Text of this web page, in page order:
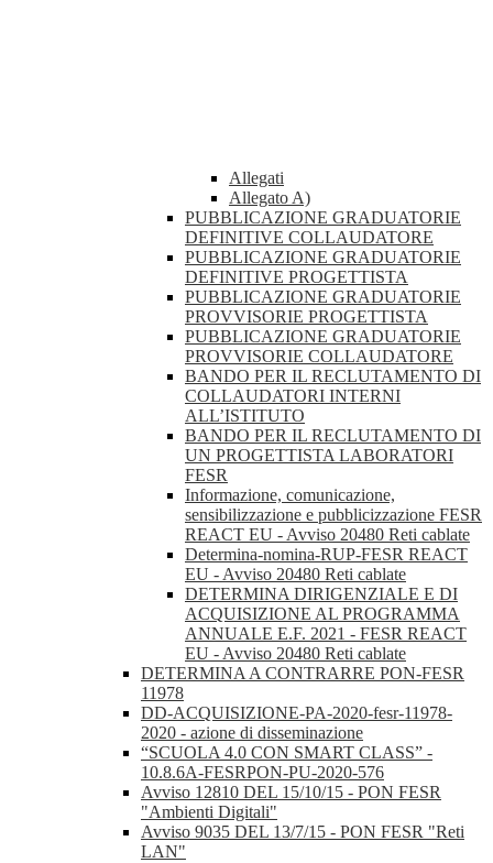
Allegati
Allegato A)
PUBBLICAZIONE GRADUATORIE
DEFINITIVE COLLAUDATORE
PUBBLICAZIONE GRADUATORIE
DEFINITIVE PROGETTISTA
PUBBLICAZIONE GRADUATORIE
PROVVISORIE PROGETTISTA
PUBBLICAZIONE GRADUATORIE
PROVVISORIE COLLAUDATORE
BANDO PER IL RECLUTAMENTO DI
COLLAUDATORI INTERNI
ALL’ISTITUTO
BANDO PER IL RECLUTAMENTO DI
UN PROGETTISTA LABORATORI
FESR
Informazione, comunicazione,
sensibilizzazione e pubblicizzazione FESR
REACT EU - Avviso 20480 Reti cablate
Determina-nomina-RUP-FESR REACT
EU - Avviso 20480 Reti cablate
DETERMINA DIRIGENZIALE E DI
ACQUISIZIONE AL PROGRAMMA
ANNUALE E.F. 2021 - FESR REACT
EU - Avviso 20480 Reti cablate
DETERMINA A CONTRARRE PON-FESR
11978
DD-ACQUISIZIONE-PA-2020-fesr-11978-
2020 - azione di disseminazione
“SCUOLA 4.0 CON SMART CLASS” -
10.8.6A-FESRPON-PU-2020-576
Avviso 12810 DEL 15/10/15 - PON FESR
"Ambienti Digitali"
Avviso 9035 DEL 13/7/15 - PON FESR "Reti
LAN"